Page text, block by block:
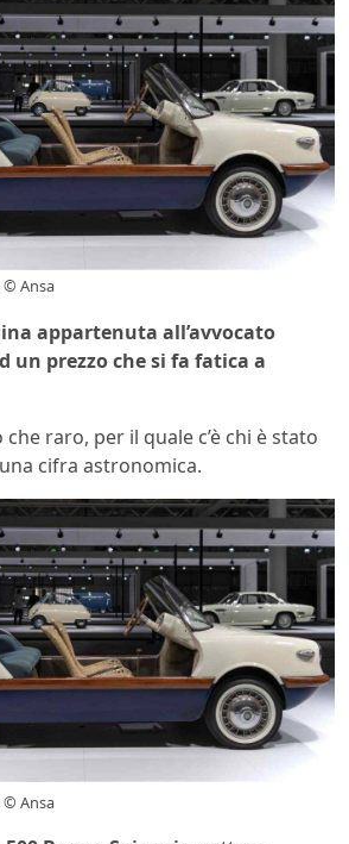
© Ansa
appartenuta all’avvocato
un prezzo che si fa fatica a
raro, per il quale c’è chi è stato
cifra astronomica.
© Ansa